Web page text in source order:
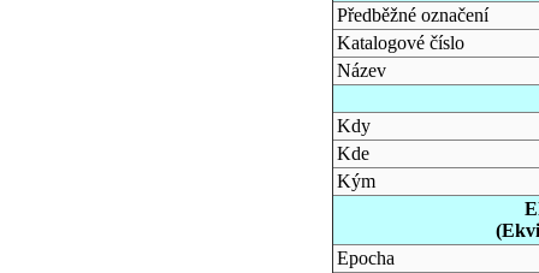
Předběžné označení
Katalogové číslo
Název
Kdy
Kde
Kým
Epocha